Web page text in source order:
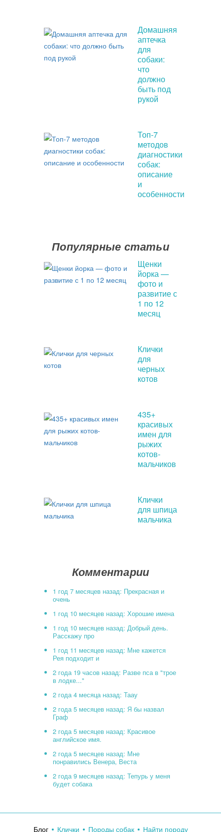
Домашняя
аптечка
для
собаки:
что
должно
быть под
рукой
Топ-7
методов
диагностики
собак:
описание
и
особенности
Популярные статьи
Щенки
йорка —
фото и
развитие с
1 по 12
месяц
Клички
для
черных
котов
435+
красивых
имен для
рыжих
котов-
мальчиков
Клички
для шпица
мальчика
Комментарии
1 год 7 месяцев назад: Прекрасная и
очень
1 год 10 месяцев назад: Хорошие имена
1 год 10 месяцев назад: Добрый день.
Расскажу про
1 год 11 месяцев назад: Мне кажется
Рея подходит и
2 года 19 часов назад: Разве пса в "трое
в лодке..."
2 года 4 месяца назад: Таау
2 года 5 месяцев назад: Я бы назвал
Граф
2 года 5 месяцев назад: Красивое
английское имя.
2 года 5 месяцев назад: Мне
понравились Венера, Веста
2 года 9 месяцев назад: Тепурь у меня
будет собака
Блог Клички Породы собак Найти породу